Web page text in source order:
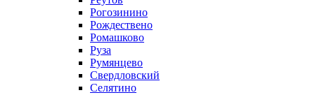
Рогозинино
Рождествено
Ромашково
Руза
Румянцево
Свердловский
Селятино